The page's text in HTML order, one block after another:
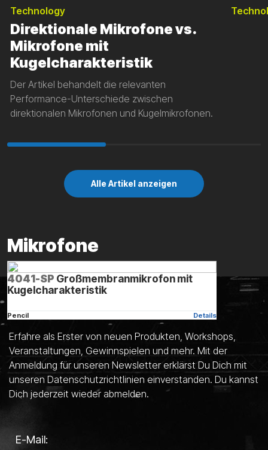
Technology
Direktionale Mikrofone vs.
Mikrofone mit
Kugelcharakteristik
Der Artikel behandelt die relevanten
Performance-Unterschiede zwischen
direktionalen Mikrofonen und Kugelmikrofonen.
Alle Artikel anzeigen
Mikrofone
4041-SP Großmembranmikrofon mit
Kugelcharakteristik
Pencil Details
Alle Mikrofone anzeigen
Bleib auf dem Laufenden
Erfahre als Erster von neuen Produkten, Workshops,
Veranstaltungen, Gewinnspielen und mehr. Mit der
Anmeldung für unseren Newsletter erklärst Du Dich mit
unseren Datenschutzrichtlinien einverstanden. Du kannst
Dich jederzeit wieder abmelden.
E-Mail: